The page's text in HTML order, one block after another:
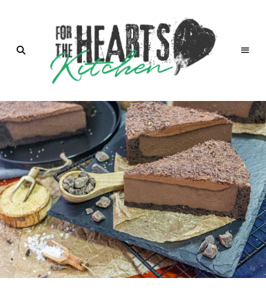
for the
Hearts
Kitchen |
die
Küche
mit Herz
von
Christian
Schäfer.